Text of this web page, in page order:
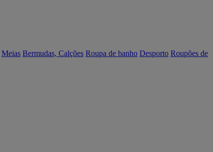
Meias Bermudas, Calções Roupa de banho Desporto Roupões de